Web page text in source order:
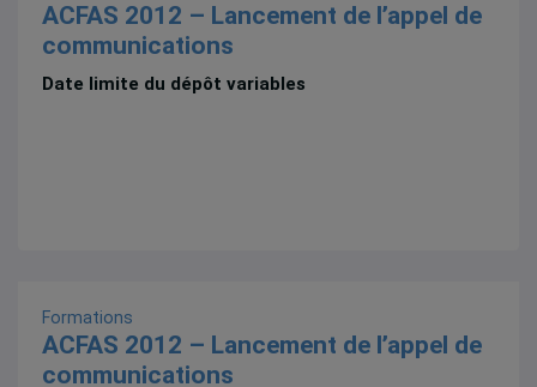
ACFAS 2012 – Lancement de l’appel de
communications
Date limite du dépôt variables
Formations
ACFAS 2012 – Lancement de l’appel de
communications